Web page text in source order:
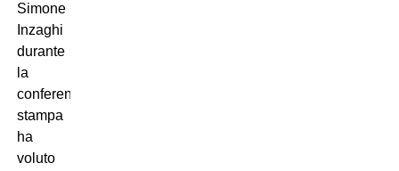
Simone
Inzaghi
durante
la
conferenza
stampa
ha
voluto